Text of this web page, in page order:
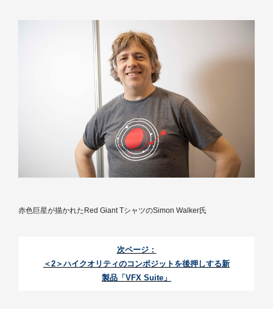
赤色巨星が描かれたRed Giant TシャツのSimon Walker氏
次ページ：
＜2＞ハイクオリティのコンポジットを後押しする新
製品「VFX Suite」